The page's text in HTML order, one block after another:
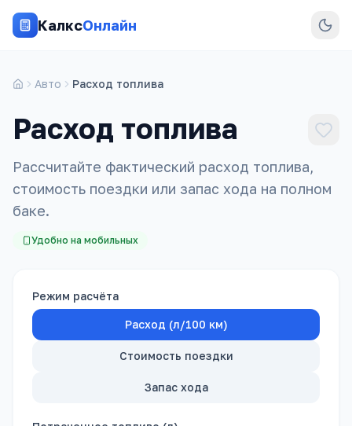
КалксОнлайн
Авто Расход топлива
Расход топлива
Рассчитайте фактический расход топлива,
стоимость поездки или запас хода на полном
баке.
Удобно на мобильных
Режим расчёта
Расход (л/100 км)
Стоимость поездки
Запас хода